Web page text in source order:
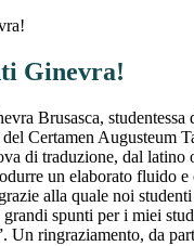
Ginevra!
Brusasca,
Certamen Augusteum
di traduzione, dal latino
un elaborato fluido
alla quale noi
spunti per i miei
ringraziamento, da